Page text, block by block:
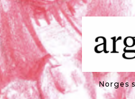
Norges